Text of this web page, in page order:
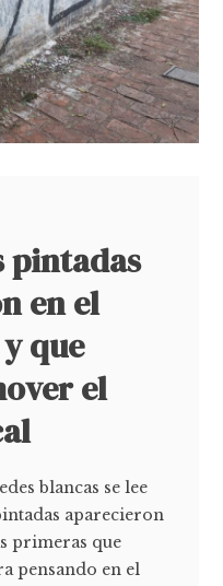
pintadas
en el
que
el
blancas se lee
aparecieron
primeras que
pensando en el